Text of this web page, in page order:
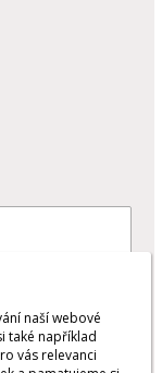
osobních
naší webové
také například
vás relevanci